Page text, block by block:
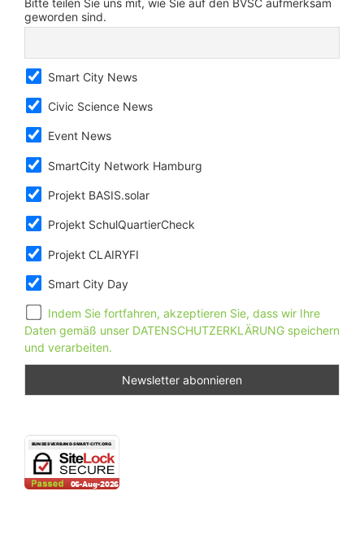
Bitte teilen Sie uns mit, wie Sie auf den BVSC aufmerksam
geworden sind.
Smart City News
Civic Science News
Event News
SmartCity Network Hamburg
Projekt BASIS.solar
Projekt SchulQuartierCheck
Projekt CLAIRYFI
Smart City Day
Indem Sie fortfahren, akzeptieren Sie, dass wir Ihre
Daten gemäß unser DATENSCHUTZERKLÄRUNG speichern
und verarbeiten.